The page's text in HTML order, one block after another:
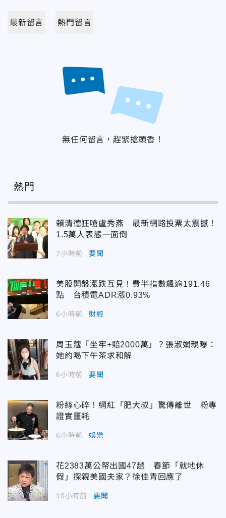
最新留言 熱門留言
無任何留言，趕緊搶頭香！
熱門
賴清德狂嗆盧秀燕 最新網路投票太震撼！
1.5萬人表態一面倒
7小時前 要聞
美股開盤漲跌互見！費半指數飆逾191.46
點 台積電ADR漲0.93%
6小時前 財經
周玉蔻「坐牢+賠2000萬」？張淑娟親曝：
她約喝下午茶求和解
6小時前 要聞
粉絲心碎！網紅「肥大叔」驚傳離世 粉專
證實噩耗
6小時前 娛樂
花2383萬公帑出國47趟 春節「就地休
假」探親美國夫家？徐佳青回應了
10小時前 要聞